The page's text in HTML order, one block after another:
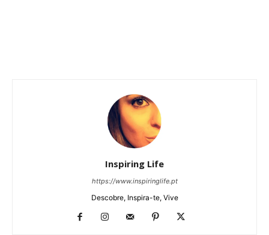
Inspiring Life
https://www.inspiringlife.pt
Descobre, Inspira-te, Vive